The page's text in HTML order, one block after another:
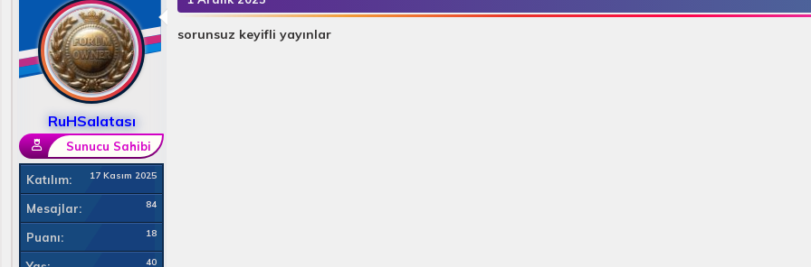
i
e
RuHSalatası
Sunucu Sahibi
Katılım 17 Kasım 2025
Mesajlar 84
Puanı 18
40
sorunsuz keyifli yayınlar